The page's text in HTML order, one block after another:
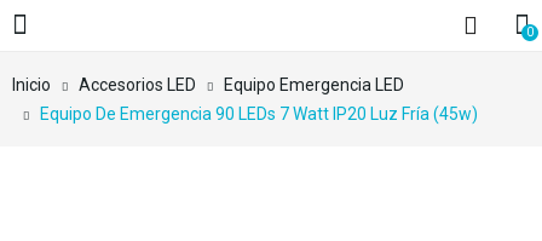
0
Inicio Accesorios LED
Equipo Emergencia LED
Equipo De Emergencia 90 LEDs 7 Watt IP20 Luz Fría (45w)